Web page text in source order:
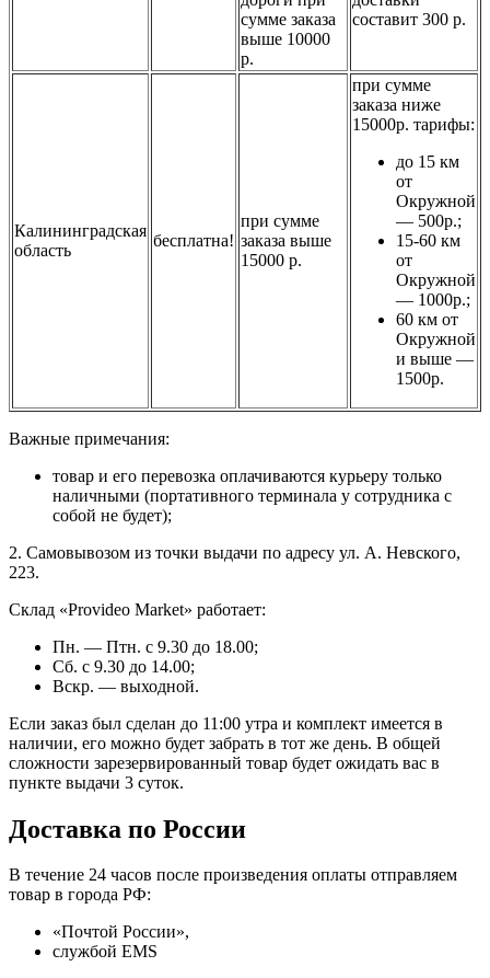
сумме заказа
выше 10000
р.
составит 300 р.
Калининградская
область
бесплатна!
при сумме
заказа выше
15000 р.
при сумме
заказа ниже
15000р. тарифы:
до 15 км
от
Окружной
— 500р.;
15-60 км
от
Окружной
— 1000р.;
60 км от
Окружной
и выше —
1500р.
Важные примечания:
товар и его перевозка оплачиваются курьеру только
наличными (портативного терминала у сотрудника с
собой не будет);
2. Самовывозом из точки выдачи по адресу ул. А. Невского,
223.
Склад «Provideo Market» работает:
Пн. — Птн. с 9.30 до 18.00;
Сб. с 9.30 до 14.00;
Вскр. — выходной.
Если заказ был сделан до 11:00 утра и комплект имеется в
наличии, его можно будет забрать в тот же день. В общей
сложности зарезервированный товар будет ожидать вас в
пункте выдачи 3 суток.
Доставка по России
В течение 24 часов после произведения оплаты отправляем
товар в города РФ:
«Почтой России»,
службой EMS